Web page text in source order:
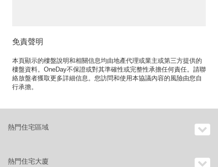
免責聲明
本頁顯示的樓盤說明和相關信息均由地產代理或業主或第三方提供的
樓盤資料。OneDay不保證或對其準確性或完整性承擔任何責任。請聯
絡放盤者獲取更多詳細信息。您訪問和使用本協議內容的風險由您自
行承擔。
熱門住宅區域
熱門住宅大廈